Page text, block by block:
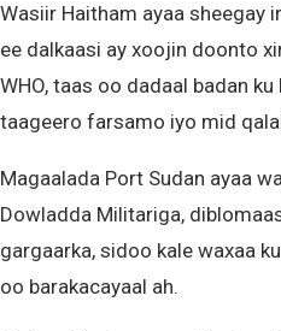
Wasiir Haitham ayaa sheegay
ee dalkaasi ay xoojin doonto
WHO, taas oo dadaal badan
taageero farsamo iyo mid
Magaalada Port Sudan ayaa
Dowladda Militariga,
gargaarka, sidoo kale waxaa
oo barakacayaal ah.